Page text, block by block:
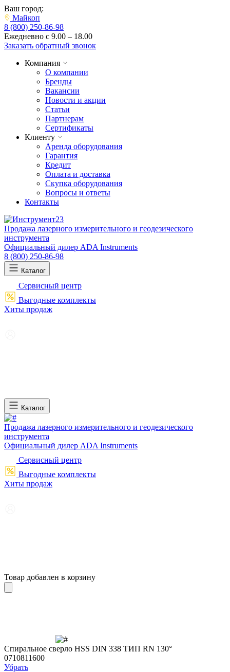
Ваш город:
Майкоп
8 (800) 250-86-98
Ежедневно с 9.00 – 18.00
Заказать обратный звонок
Компания
О компании
Бренды
Вакансии
Новости и акции
Статьи
Партнерам
Сертификаты
Клиенту
Аренда оборудования
Гарантия
Кредит
Оплата и доставка
Скупка оборудования
Вопросы и ответы
Контакты
Продажа лазерного измерительного и геодезического
инструмента
Официальный дилер ADA Instruments
8 (800) 250-86-98
Каталог
Сервисный центр
Выгодные комплекты
Хиты продаж
Каталог
Продажа лазерного измерительного и геодезического
инструмента
Официальный дилер ADA Instruments
Сервисный центр
Выгодные комплекты
Хиты продаж
Товар добавлен в корзину
Cпиральное сверло HSS DIN 338 ТИП RN 130°
0710811600
Убрать